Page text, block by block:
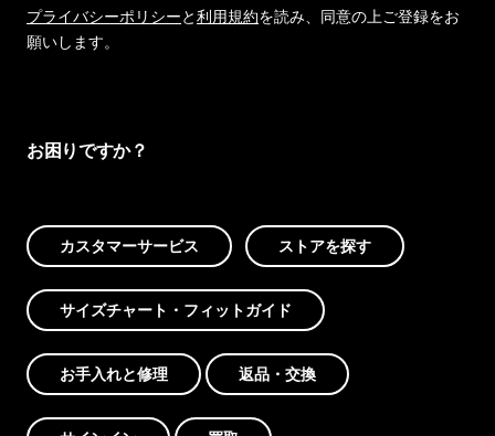
プライバシーポリシーと利用規約を読み、同意の上ご登録をお
願いします。
お困りですか？
カスタマーサービス ストアを探す
サイズチャート・フィットガイド
お手入れと修理 返品・交換